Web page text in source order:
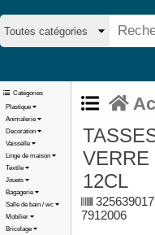
Catégories
Plastique
Animalerie
Decoration
Vaisselle
Linge de maison
Textile
Jouets
Bagagerie
Salle de bain / wc
Mobilier
Bricolage
VERRE
12CL
7912006